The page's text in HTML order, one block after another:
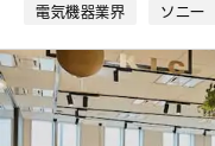
電気機器業界 ソニー